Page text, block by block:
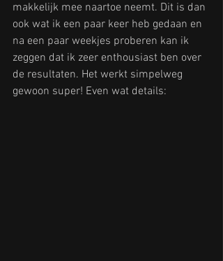
makkelijk mee naartoe neemt. Dit is dan
ook wat ik een paar keer heb gedaan en
na een paar weekjes proberen kan ik
zeggen dat ik zeer enthousiast ben over
de resultaten. Het werkt simpelweg
gewoon super! Even wat details: